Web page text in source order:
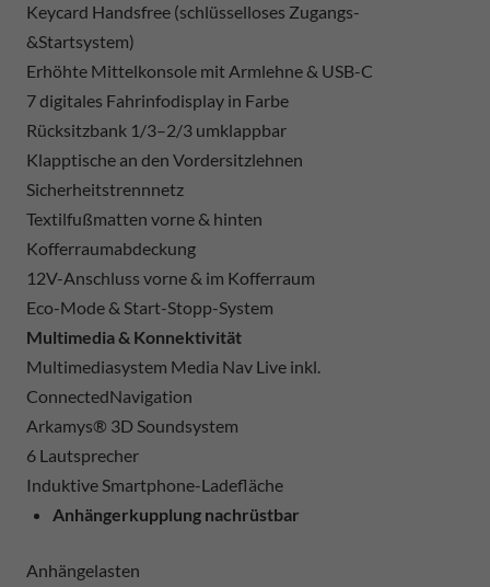
Keycard Handsfree (schlüsselloses Zugangs-
&Startsystem)
Erhöhte Mittelkonsole mit Armlehne & USB-C
7 digitales Fahrinfodisplay in Farbe
Rücksitzbank 1/3–2/3 umklappbar
Klapptische an den Vordersitzlehnen
Sicherheitstrennnetz
Textilfußmatten vorne & hinten
Kofferraumabdeckung
12V-Anschluss vorne & im Kofferraum
Eco-Mode & Start-Stopp-System
Multimedia & Konnektivität
Multimediasystem Media Nav Live inkl.
ConnectedNavigation
Arkamys® 3D Soundsystem
6 Lautsprecher
Induktive Smartphone-Ladefläche
Anhängerkupplung nachrüstbar
Anhängelasten